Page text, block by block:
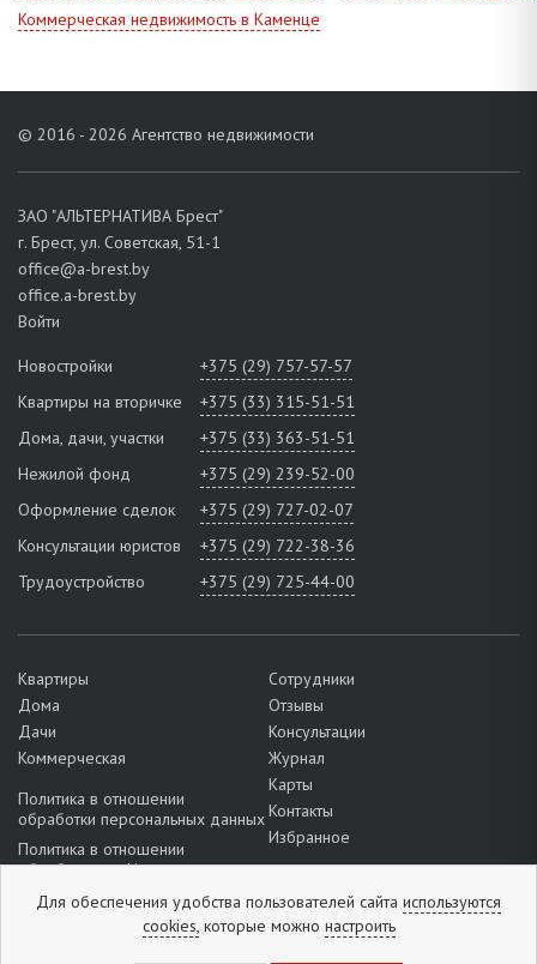
Коммерческая недвижимость в Каменце
© 2016 - 2026 Агентство недвижимости
ЗАО "АЛЬТЕРНАТИВА Брест"
г. Брест, ул. Советская, 51-1
office@a-brest.by
office.a-brest.by
Войти
Новостройки
+375 (29) 757-57-57
Квартиры на вторичке
+375 (33) 315-51-51
Дома, дачи, участки
+375 (33) 363-51-51
Нежилой фонд
+375 (29) 239-52-00
Оформление сделок
+375 (29) 727-02-07
Консультации юристов
+375 (29) 722-38-36
Трудоустройство
+375 (29) 725-44-00
Квартиры
Дома
Дачи
Коммерческая
Политика в отношении
обработки персональных данных
Политика в отношении
обработки cookie
Подробнее о настройках файлов
Сотрудники
Отзывы
Консультации
Журнал
Карты
Контакты
Избранное
Для обеспечения удобства пользователей сайта используются
cookies,которые можно настроить